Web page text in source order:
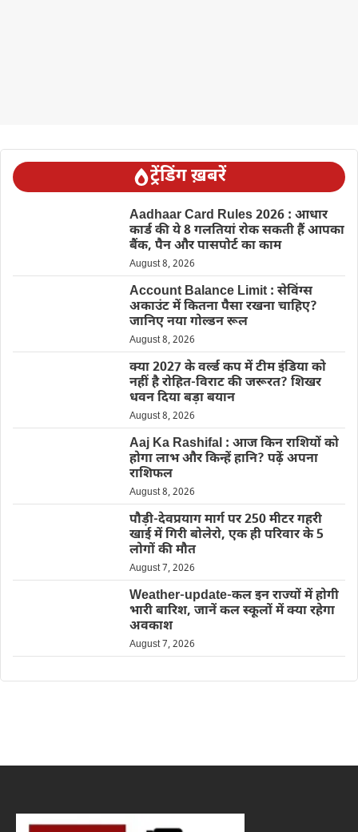
ट्रेंडिंग ख़बरें
Aadhaar Card Rules 2026 : आधार
कार्ड की ये 8 गलतियां रोक सकती हैं आपका
बैंक, पैन और पासपोर्ट का काम
August 8, 2026
Account Balance Limit : सेविंग्स
अकाउंट में कितना पैसा रखना चाहिए?
जानिए नया गोल्डन रूल
August 8, 2026
क्या 2027 के वर्ल्ड कप में टीम इंडिया को
नहीं है रोहित-विराट की जरूरत? शिखर
धवन दिया बड़ा बयान
August 8, 2026
Aaj Ka Rashifal : आज किन राशियों को
होगा लाभ और किन्हें हानि? पढ़ें अपना
राशिफल
August 8, 2026
पौड़ी-देवप्रयाग मार्ग पर 250 मीटर गहरी
खाई में गिरी बोलेरो, एक ही परिवार के 5
लोगों की मौत
August 7, 2026
Weather-update-कल इन राज्यों में होगी
भारी बारिश, जानें कल स्कूलों में क्या रहेगा
अवकाश
August 7, 2026